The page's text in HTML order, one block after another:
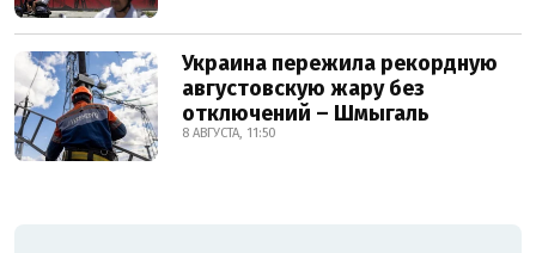
Украина пережила рекордную
августовскую жару без
отключений – Шмыгаль
8 АВГУСТА, 11:50